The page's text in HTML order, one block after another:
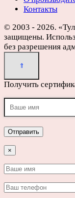
Контакты
© 2003 - 2026.
защищены.
без разрешения
Получить
×